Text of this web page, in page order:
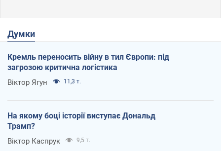
Думки
Кремль переносить війну в тил Європи: під
загрозою критична логістика
Віктор Ягун 11,3 т.
На якому боці історії виступає Дональд
Трамп?
Віктор Каспрук 9,5 т.